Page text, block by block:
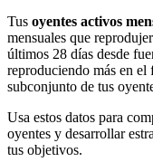
Tus oyentes activos
mensuales que
últimos 28 días desde
reproduciendo más en el
subconjunto de tus
Usa estos datos para
oyentes y desarrollar
tus objetivos.